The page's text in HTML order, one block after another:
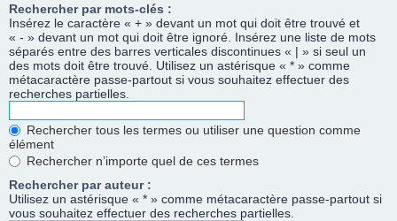
Rechercher par mots-clés :
Insérez le caractère « + » devant un mot qui doit être trouvé et
« - » devant un mot qui doit être ignoré. Insérez une liste de mots
séparés entre des barres verticales discontinues « | » si seul un
des mots doit être trouvé. Utilisez un astérisque « * » comme
métacaractère passe-partout si vous souhaitez effectuer des
recherches partielles.
Rechercher tous les termes ou utiliser une question comme
élément
Rechercher n’importe quel de ces termes
Rechercher par auteur :
Utilisez un astérisque « * » comme métacaractère passe-partout si
vous souhaitez effectuer des recherches partielles.